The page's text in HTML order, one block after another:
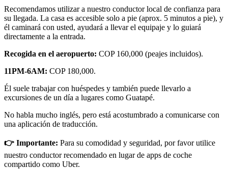
Recomendamos utilizar a nuestro conductor local de confianza para
su llegada. La casa es accesible solo a pie (aprox. 5 minutos a pie), y
él caminará con usted, ayudará a llevar el equipaje y lo guiará
directamente a la entrada.
Recogida en el aeropuerto: COP 160,000 (peajes incluidos).
11PM-6AM: COP 180,000.
Él suele trabajar con huéspedes y también puede llevarlo a
excursiones de un día a lugares como Guatapé.
No habla mucho inglés, pero está acostumbrado a comunicarse con
una aplicación de traducción.
👉 Importante: Para su comodidad y seguridad, por favor utilice
nuestro conductor recomendado en lugar de apps de coche
compartido como Uber.